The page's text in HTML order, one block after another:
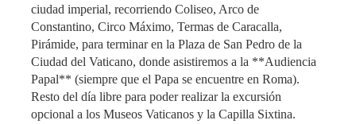
ciudad imperial, recorriendo Coliseo, Arco de
Constantino, Circo Máximo, Termas de Caracalla,
Pirámide, para terminar en la Plaza de San Pedro de la
Ciudad del Vaticano, donde asistiremos a la **Audiencia
Papal** (siempre que el Papa se encuentre en Roma).
Resto del día libre para poder realizar la excursión
opcional a los Museos Vaticanos y la Capilla Sixtina.